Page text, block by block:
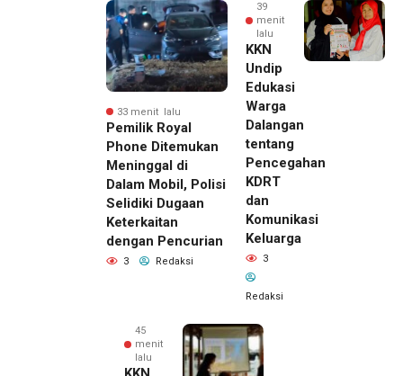
33 menit lalu
Pemilik Royal
Phone Ditemukan
Meninggal di
Dalam Mobil, Polisi
Selidiki Dugaan
Keterkaitan
dengan Pencurian
3 Redaksi
39
menit
lalu
KKN
Undip
Edukasi
Warga
Dalangan
tentang
Pencegahan
KDRT
dan
Komunikasi
Keluarga
3
Redaksi
45
menit
lalu